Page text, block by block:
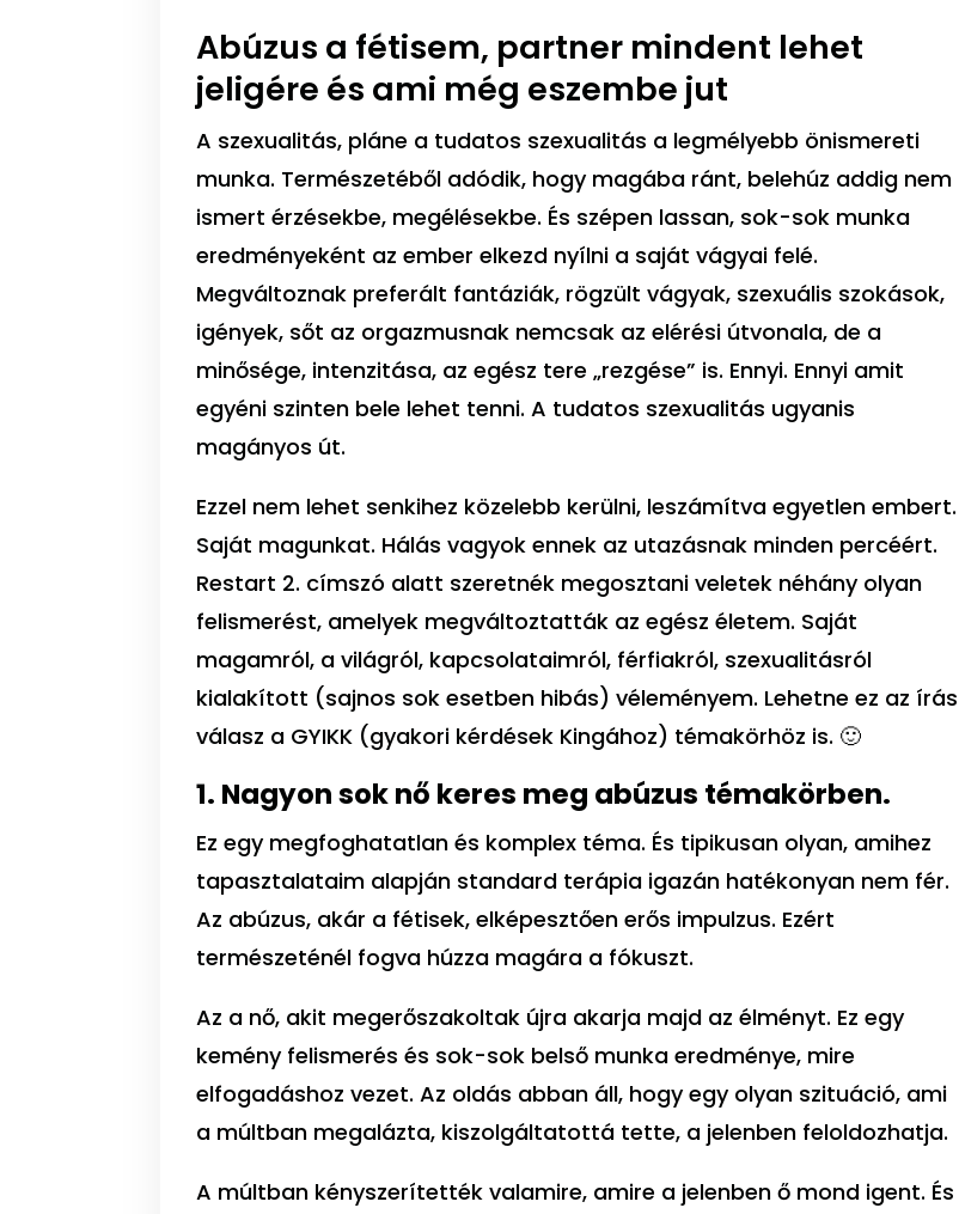
Abúzus a fétisem, partner mindent lehet
jeligére és ami még eszembe jut
A szexualitás, pláne a tudatos szexualitás a legmélyebb önismereti
munka. Természetéből adódik, hogy magába ránt, belehúz addig nem
ismert érzésekbe, megélésekbe. És szépen lassan, sok-sok munka
eredményeként az ember elkezd nyílni a saját vágyai felé.
Megváltoznak preferált fantáziák, rögzült vágyak, szexuális szokások,
igények, sőt az orgazmusnak nemcsak az elérési útvonala, de a
minősége, intenzitása, az egész tere „rezgése” is. Ennyi. Ennyi amit
egyéni szinten bele lehet tenni. A tudatos szexualitás ugyanis
magányos út.
Ezzel nem lehet senkihez közelebb kerülni, leszámítva egyetlen embert.
Saját magunkat. Hálás vagyok ennek az utazásnak minden percéért.
Restart 2. címszó alatt szeretnék megosztani veletek néhány olyan
felismerést, amelyek megváltoztatták az egész életem. Saját
magamról, a világról, kapcsolataimról, férfiakról, szexualitásról
kialakított (sajnos sok esetben hibás) véleményem. Lehetne ez az írás
válasz a GYIKK (gyakori kérdések Kingához) témakörhöz is. 🙂
1. Nagyon sok nő keres meg abúzus témakörben.
Ez egy megfoghatatlan és komplex téma. És tipikusan olyan, amihez
tapasztalataim alapján standard terápia igazán hatékonyan nem fér.
Az abúzus, akár a fétisek, elképesztően erős impulzus. Ezért
természeténél fogva húzza magára a fókuszt.
Az a nő, akit megerőszakoltak újra akarja majd az élményt. Ez egy
kemény felismerés és sok-sok belső munka eredménye, mire
elfogadáshoz vezet. Az oldás abban áll, hogy egy olyan szituáció, ami
a múltban megalázta, kiszolgáltatottá tette, a jelenben feloldozhatja.
A múltban kényszerítették valamire, amire a jelenben ő mond igent. És